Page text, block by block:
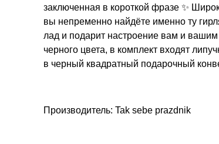
заключенная в короткой фразе ✨
вы непременно найдёте именно ту
лад и подарит настроение вам и вашим
черного цвета, в комплект входят
в черный квадратный подарочный
Производитель: Tak sebe prazdnik